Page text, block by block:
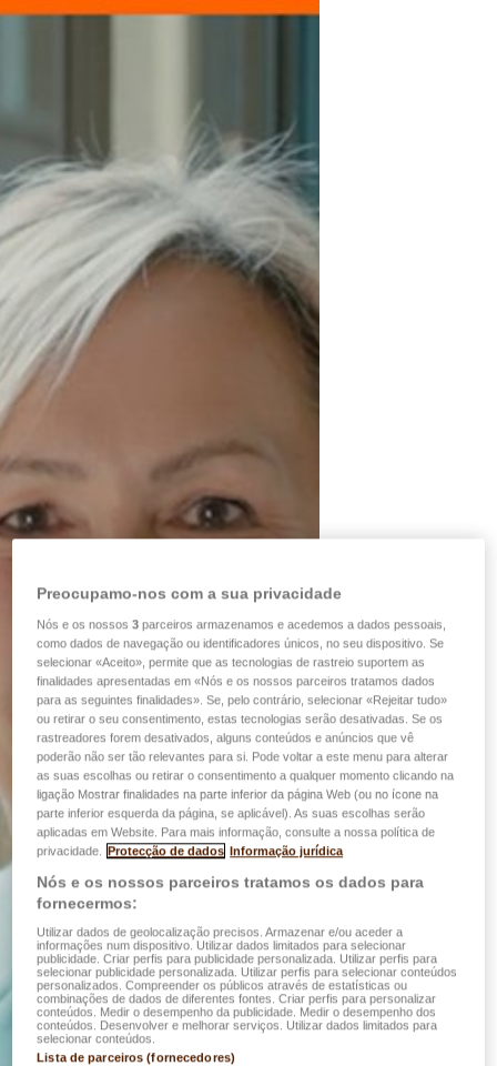
Preocupamo-nos com a sua privacidade
Nós e os nossos3 parceiros armazenamos e acedemos a dados pessoais,
como dados de navegação ou identificadores únicos, no seu dispositivo. Se
selecionar «Aceito», permite que as tecnologias de rastreio suportem as
finalidades apresentadas em «Nós e os nossos parceiros tratamos dados
para as seguintes finalidades». Se, pelo contrário, selecionar «Rejeitar tudo»
ou retirar o seu consentimento, estas tecnologias serão desativadas. Se os
rastreadores forem desativados, alguns conteúdos e anúncios que vê
poderão não ser tão relevantes para si. Pode voltar a este menu para alterar
as suas escolhas ou retirar o consentimento a qualquer momento clicando na
ligação Mostrar finalidades na parte inferior da página Web (ou no ícone na
parte inferior esquerda da página, se aplicável). As suas escolhas serão
aplicadas em Website. Para mais informação, consulte a nossa política de
privacidade. Protecção de dados Informação jurídica
Nós e os nossos parceiros tratamos os dados para
fornecermos:
Utilizar dados de geolocalização precisos. Armazenar e/ou aceder a
informações num dispositivo. Utilizar dados limitados para selecionar
publicidade. Criar perfis para publicidade personalizada. Utilizar perfis para
selecionar publicidade personalizada. Utilizar perfis para selecionar conteúdos
personalizados. Compreender os públicos através de estatísticas ou
combinações de dados de diferentes fontes. Criar perfis para personalizar
conteúdos. Medir o desempenho da publicidade. Medir o desempenho dos
conteúdos. Desenvolver e melhorar serviços. Utilizar dados limitados para
selecionar conteúdos.
Lista de parceiros (fornecedores)